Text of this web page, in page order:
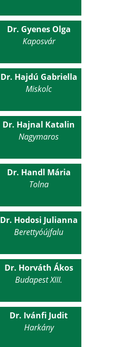
Dr. Gyenes Olga
Kaposvár
Dr. Hajdú Gabriella
Miskolc
Dr. Hajnal Katalin
Nagymaros
Dr. Handl Mária
Tolna
Dr. Hodosi Julianna
Berettyóújfalu
Dr. Horváth Ákos
Budapest XIII.
Dr. Ivánfi Judit
Harkány